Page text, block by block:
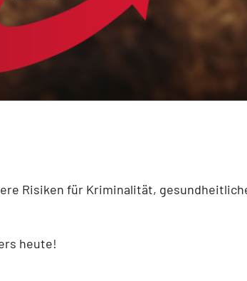
Risiken für Kriminalität,
heute!